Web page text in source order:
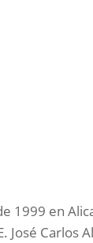
1999 en
José Carlos